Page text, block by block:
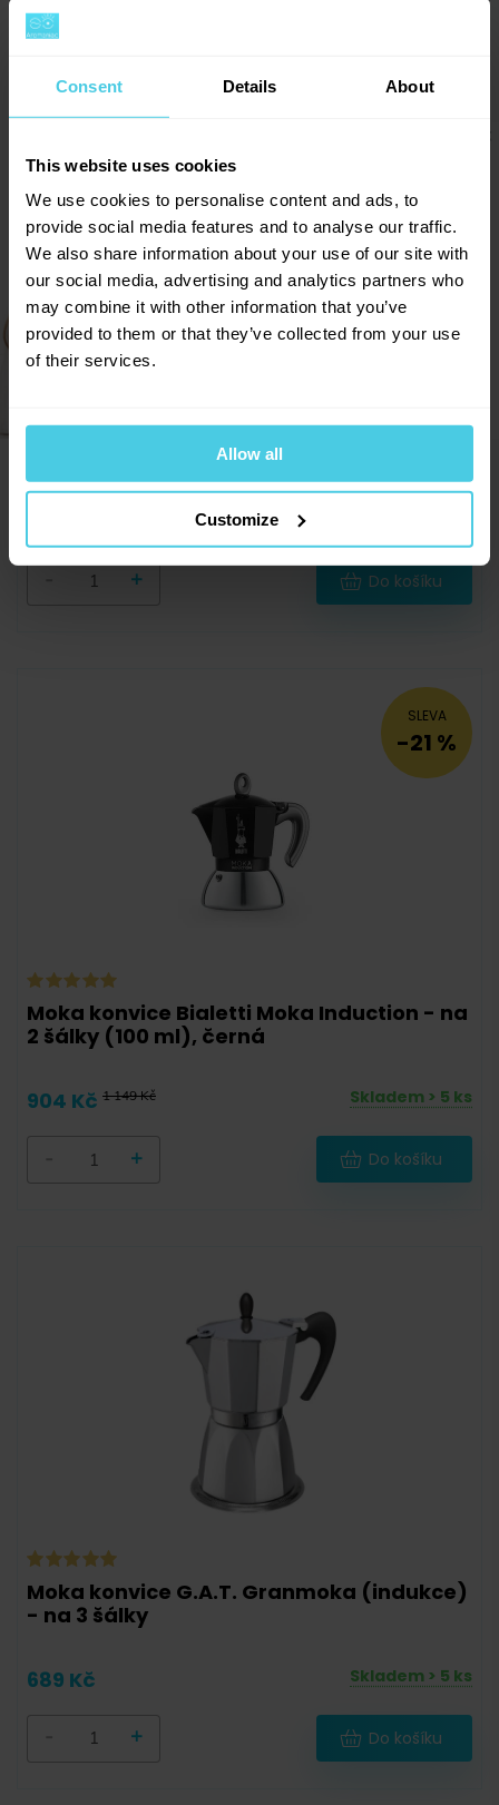
Consent Details About
This website uses cookies
We use cookies to personalise content and ads, to
provide social media features and to analyse our traffic.
We also share information about your use of our site with
our social media, advertising and analytics partners who
may combine it with other information that you’ve
provided to them or that they’ve collected from your use
of their services.
Allow all
Customize
Moka konvice G.A.T. Granmoka (indukce)
+ Do košíku
SLEVA
-21 %
Moka konvice Bialetti Moka Induction - na
2 šálky (100 ml), černá
904 Kč 1 149 Kč Skladem > 5 ks
+ Do košíku
Moka konvice G.A.T. Granmoka (indukce)
- na 3 šálky
689 Kč Skladem > 5 ks
+ Do košíku
Sleva 10 % na kávu
Aromaniac? Stačí vyplnit vaši e-mailovou
adresu a obratem vám zašleme slevový kupon...
Navíc vás budeme informovat o všech slevách a
novinkách na našem e-shopu!